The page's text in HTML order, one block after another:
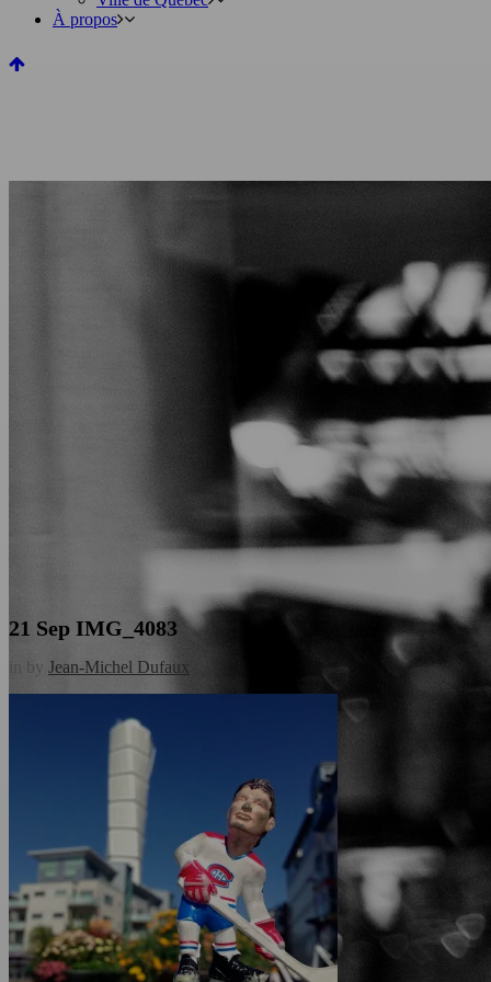
À propos
21 Sep IMG_4083
by Jean-Michel Dufaux